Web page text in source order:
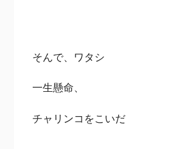
そんで、ワタシ
一生懸命、
チャリンコをこいだ